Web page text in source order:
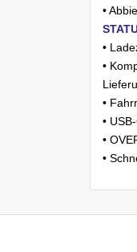
•
•
•
•
•
•
•